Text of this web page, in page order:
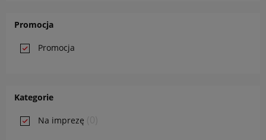
Promocja
Promocja
Kategorie
Na imprezę